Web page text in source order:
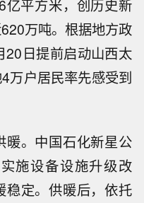
亿平方米，创历史新
万吨。根据地方政
20日提前启动山西太
万户居民率先感受到
暖。中国石化新星公
施设备设施升级改
稳定。供暖后，依托